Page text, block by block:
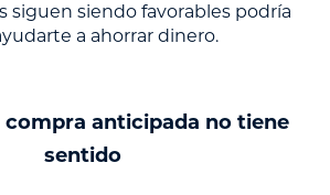
siguen siendo favorables podría
a ahorrar dinero.
compra anticipada no tiene
sentido